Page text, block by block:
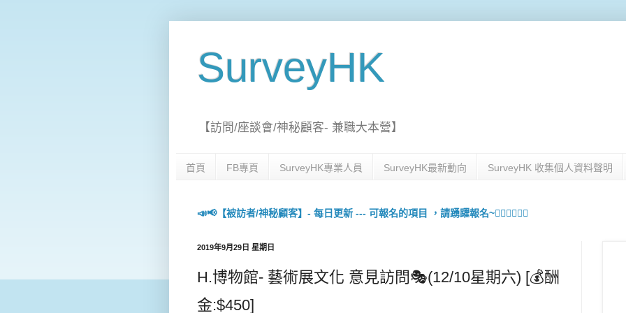
SurveyHK
【訪問/座談會/神秘顧客- 兼職大本營】
首頁 FB專頁 SurveyHK專業人員 SurveyHK最新動向 SurveyHK 收集個人資料聲明
📣📢【被訪者/神秘顧客】- 每日更新 --- 可報名的項目 ，請踴躍報名~🙋🏻‍♀️💇🏻‍♀️
2019年9月29日 星期日
H.博物館- 藝術展文化 意見訪問🎭(12/10星期六) [💰酬
金:$450]